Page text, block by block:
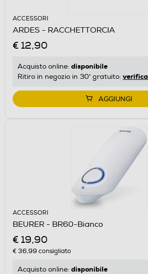
ACCESSORI
ARDES - RACCHETTORCIA
€ 12,90
Acquisto online: disponibile
Ritiro in negozio in 30' gratuito: verifica
AGGIUNGI
ACCESSORI
BEURER - BR60-Bianco
€ 19,90
€ 36,99 consigliato
Acquisto online: disponibile